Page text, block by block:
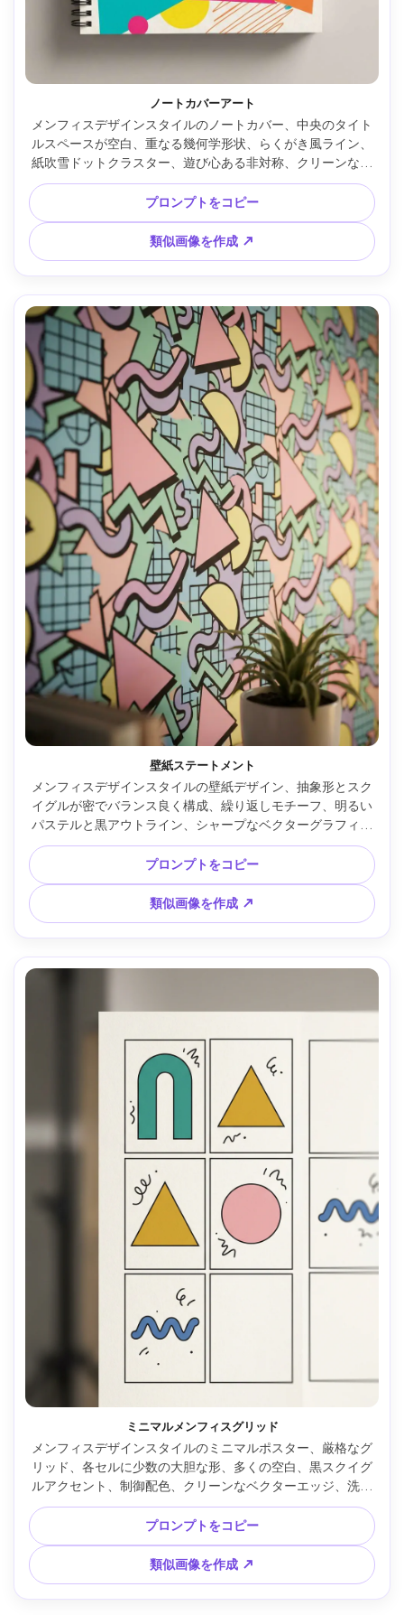
ノートカバーアート
メンフィスデザインスタイルのノートカバー、中央のタイト
ルスペースが空白、重なる幾何学形状、らくがき風ライン、
紙吹雪ドットクラスター、遊び心ある非対称、クリーンなベ
クターイラスト、明るい80年代配色、印刷対応カバー構成、
柔らかい映画調ライティング --ar 4:5
プロンプトをコピー
類似画像を作成 ↗
壁紙ステートメント
メンフィスデザインスタイルの壁紙デザイン、抽象形とスク
イグルが密でバランス良く構成、繰り返しモチーフ、明るい
パステルと黒アウトライン、シャープなベクターグラフィッ
ク、内装向け高詳細サーフェスパターン、85mmレンズ、浅
い被写界深度、柔らかい映画調ライティング --ar 4:5
プロンプトをコピー
類似画像を作成 ↗
ミニマルメンフィスグリッド
メンフィスデザインスタイルのミニマルポスター、厳格なグ
リッド、各セルに少数の大胆な形、多くの空白、黒スクイグ
ルアクセント、制御配色、クリーンなベクターエッジ、洗練
された現代メンフィスルック、デザインスタジオ品質、
85mmレンズ、浅い被写界深度、柔らかい映画調ライティン
グ --ar 4:5
プロンプトをコピー
類似画像を作成 ↗